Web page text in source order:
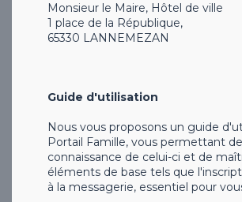
Monsieur le Maire, Hôtel de ville
1 place de la République,
65330 LANNEMEZAN
Guide d'utilisation
Nous vous proposons un guide
Portail Famille, vous permettant
connaissance de celui-ci et de
éléments de base tels que
à la messagerie, essentiel pour